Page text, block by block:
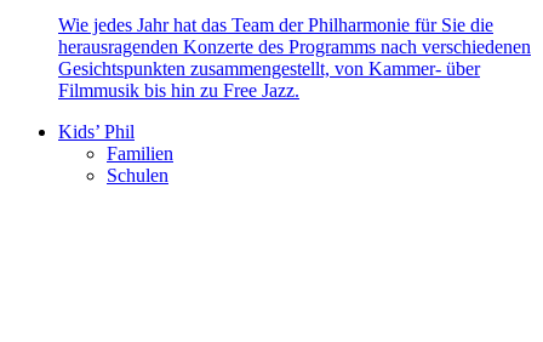
Wie jedes Jahr hat das Team der Philharmonie für Sie die
herausragenden Konzerte des Programms nach verschiedenen
Gesichtspunkten zusammengestellt, von Kammer- über
Filmmusik bis hin zu Free Jazz.
Kids’ Phil
Familien
Schulen